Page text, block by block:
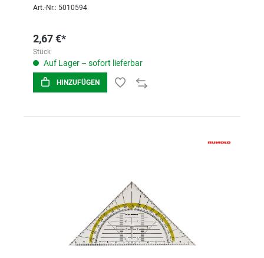
Art.-Nr.: 5010594
2,67 €*
Stück
Auf Lager – sofort lieferbar
HINZUFÜGEN